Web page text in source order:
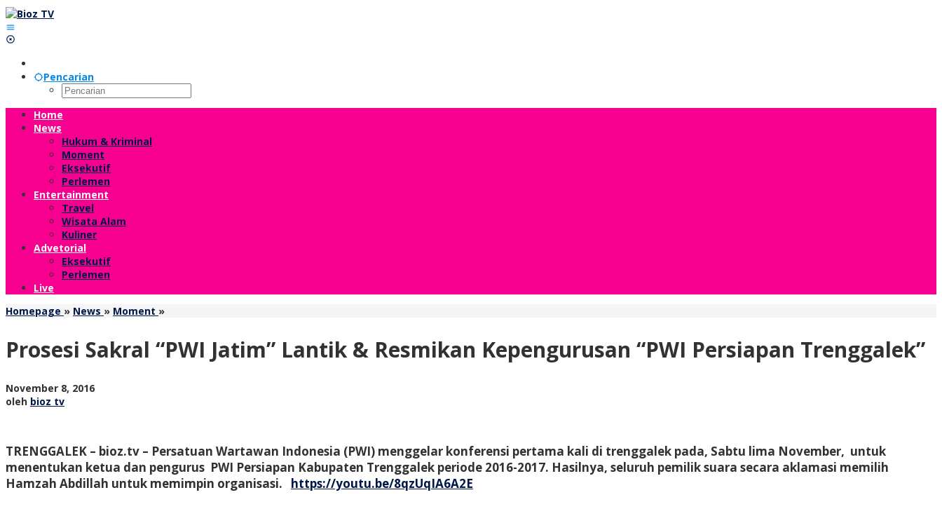
Lewati
ke
konten
Pencarian
Home
News
Hukum & Kriminal
Moment
Eksekutif
Perlemen
Entertainment
Travel
Wisata Alam
Kuliner
Advetorial
Eksekutif
Perlemen
Live
Homepage » News » Moment »Prosesi
Jatim"
Trenggalek"
Prosesi Sakral “PWI Jatim” Lantik & Resmikan Kepengurusan “PWI Persiapan Trenggalek”
November 8, 2016oleh
oleh bioz tv
TRENGGALEK – bioz.tv – Persatuan Wartawan Indonesia (PWI) menggelar konferensi pertama kali di trenggalek pada, Sabtu lima November, untuk
menentukan ketua dan pengurus PWI Persiapan Kabupaten Trenggalek periode 2016-2017. Hasilnya, seluruh pemilik suara secara aklamasi memilih
Hamzah Abdillah untuk memimpin organisasi. https://youtu.be/8qzUqIA6A2E